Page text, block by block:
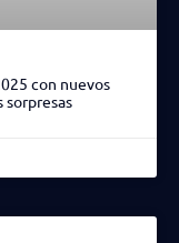
con nuevos
sorpresas